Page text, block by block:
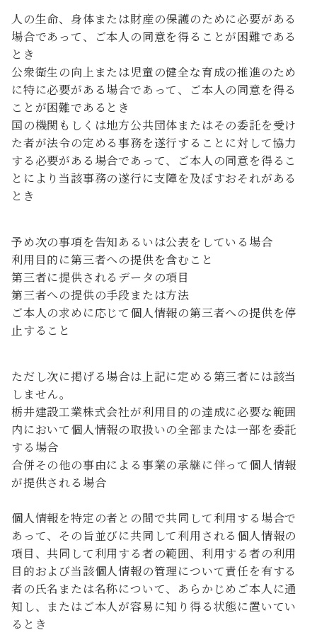
人の生命、身体または財産の保護のために必要がある
場合であって、ご本人の同意を得ることが困難である
とき
公衆衛生の向上または児童の健全な育成の推進のため
に特に必要がある場合であって、ご本人の同意を得る
ことが困難であるとき
国の機関もしくは地方公共団体またはその委託を受け
た者が法令の定める事務を遂行することに対して協力
する必要がある場合であって、ご本人の同意を得るこ
とにより当該事務の遂行に支障を及ぼすおそれがある
とき
予め次の事項を告知あるいは公表をしている場合
利用目的に第三者への提供を含むこと
第三者に提供されるデータの項目
第三者への提供の手段または方法
ご本人の求めに応じて個人情報の第三者への提供を停
止すること
ただし次に掲げる場合は上記に定める第三者には該当
しません。
栃井建設工業株式会社が利用目的の達成に必要な範囲
内において個人情報の取扱いの全部または一部を委託
する場合
合併その他の事由による事業の承継に伴って個人情報
が提供される場合
個人情報を特定の者との間で共同して利用する場合で
あって、その旨並びに共同して利用される個人情報の
項目、共同して利用する者の範囲、利用する者の利用
目的および当該個人情報の管理について責任を有する
者の氏名または名称について、あらかじめご本人に通
知し、またはご本人が容易に知り得る状態に置いてい
るとき